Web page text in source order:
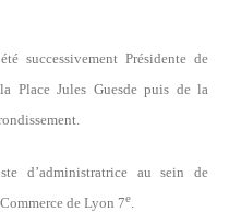
successivement Présidente de
Place Jules Guesde puis de la
d’administratrice au sein de
de Lyon 7e.